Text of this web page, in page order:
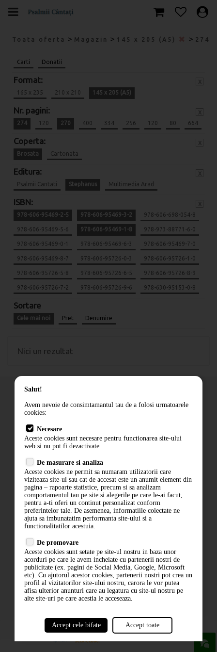
Toata oferta > Magazin > 145 x 205 (A5) > 274
Carti Donatii
Format:
165 x 235 210 x 210 145 x 205 (A5)
Nr. pagini:
274 120 270 400 334 256 120 80 664
Coperta:
Brosata Cartonata
Editura:
Psalmii Cantati Stephanus Multimedia Arad
ISBN:
978-606-95469-2-5 978-606-95469-3-2 978-606-698-054-8
978-606-95469-5-6 978-606-95469-1-8 978-973-88771-6-0
978-606-95469-0-1 978-606-95469-6-3 978-606-95469-7-0
978-606-95469-8-7 978-606-95726-0-3 978-606-95726-1-0
978-606-95726-5-8 978-606-95726-6-5 978-606-95726-8-9
978-606-95726-7-2 978-606-95726-9-6 978-630-95153-0-8
Sortare
Cele mai noi Pret Denumire
Nici un rezultat
Cum comand
Livrare
Contact
Politica de confidentialitate
ANPC
ABONARE LA NEWSLETTER
ABONARE
Salut!
Avem nevoie de consimtamantul tau de a folosi urmatoarele
cookies:
Necesare
Aceste cookies sunt necesare pentru functionarea site-ului
web si nu pot fi dezactivate
De masurare si analiza
Aceste cookies ne permit sa numaram utilizatorii care
viziteaza site-ul sau cat de accesat este un anumit element din
pagina – rapoarte statistice, precum si sa analizam
comportamentul tau pe site si alegerile pe care le-ai facut,
pentru a-ti oferi un continut personalizat conform
preferintelor tale. De asemenea, informatiile colectate ne
ajuta sa imbunatatim performanta site-ului si a
functionalitatilor acestuia.
De promovare
Aceste cookies sunt setate pe site-ul nostru in baza unor
acorduri pe care le avem incheiate cu partenerii nostri de
publicitate (ex. pagini de Social Media, Google, Microsoft
etc). Cu ajutorul acestor cookies, partenerii nostri pot crea un
profil al vizitatorilor site-ului nostru, carora le vor putea
afisa ulterior anunturi care au legatura cu site-ul nostru pe
alte site-uri pe care acestia le acceseaza.
Accept cele bifate Accept toate